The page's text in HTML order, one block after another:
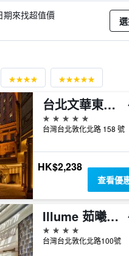
期來找超值價
台北文華東方酒店
5星級
台灣台北敦化北路 158 號
HK$2,238
查看優
Illume 茹曦酒店
4星級
台灣台北敦化北路100號